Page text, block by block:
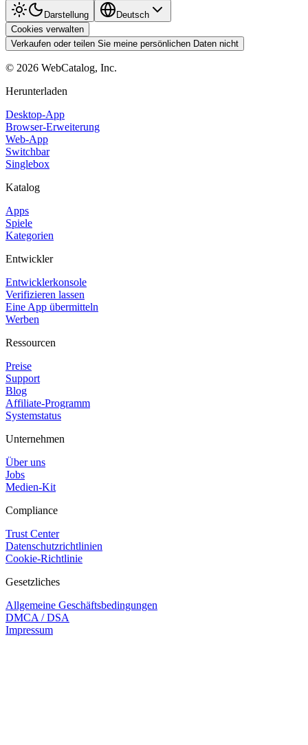
Darstellung
Deutsch
Cookies verwalten
Verkaufen oder teilen Sie meine persönlichen Daten nicht
© 2026 WebCatalog, Inc.
Herunterladen
Desktop-App
Browser-Erweiterung
Web-App
Switchbar
Singlebox
Katalog
Apps
Spiele
Kategorien
Entwickler
Entwicklerkonsole
Verifizieren lassen
Eine App übermitteln
Werben
Ressourcen
Preise
Support
Blog
Affiliate-Programm
Systemstatus
Unternehmen
Über uns
Jobs
Medien-Kit
Compliance
Trust Center
Datenschutzrichtlinien
Cookie-Richtlinie
Gesetzliches
Allgemeine Geschäftsbedingungen
DMCA / DSA
Impressum